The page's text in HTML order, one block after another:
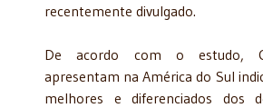
recentemente divulgado.
De acordo com o estudo,
apresentam na América do Sul
melhores e diferenciados dos